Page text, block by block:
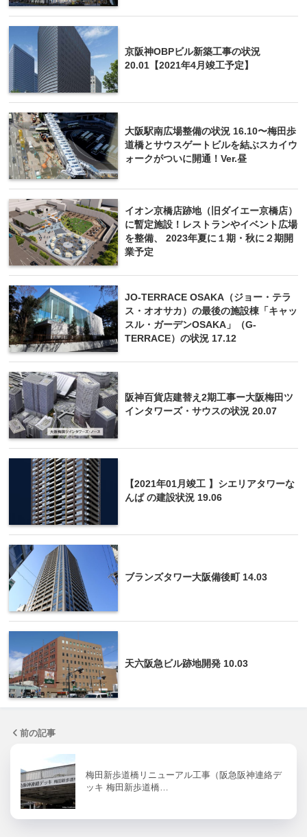
京阪神OBPビル新築工事の状況
20.01【2021年4月竣工予定】
大阪駅南広場整備の状況 16.10〜梅田歩
道橋とサウスゲートビルを結ぶスカイウ
ォークがついに開通！Ver.昼
イオン京橋店跡地（旧ダイエー京橋店）
に暫定施設！レストランやイベント広場
を整備、 2023年夏に１期・秋に２期開
業予定
JO-TERRACE OSAKA（ジョー・テラ
ス・オオサカ）の最後の施設棟「キャッ
スル・ガーデンOSAKA」（G-
TERRACE）の状況 17.12
阪神百貨店建替え2期工事ー大阪梅田ツ
インタワーズ・サウスの状況 20.07
【2021年01月竣工 】シエリアタワーな
んば の建設状況 19.06
ブランズタワー大阪備後町 14.03
天六阪急ビル跡地開発 10.03
前の記事
梅田新歩道橋リニューアル工事（阪急阪神連絡デ
ッキ 梅田新歩道橋…